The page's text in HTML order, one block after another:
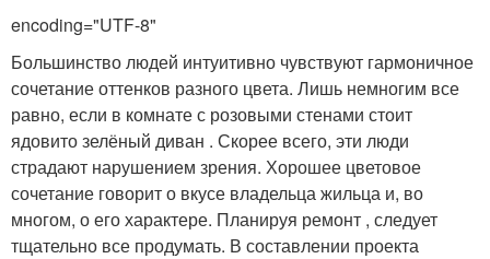
encoding="UTF-8"
Большинство людей интуитивно чувствуют гармоничное
сочетание оттенков разного цвета. Лишь немногим все
равно, если в комнате с розовыми стенами стоит
ядовито зелёный диван . Скорее всего, эти люди
страдают нарушением зрения. Хорошее цветовое
сочетание говорит о вкусе владельца жильца и, во
многом, о его характере. Планируя ремонт , следует
тщательно все продумать. В составлении проекта